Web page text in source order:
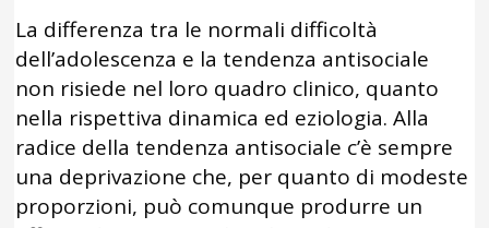
La differenza tra le normali difficoltà
dell’adolescenza e la tendenza antisociale
non risiede nel loro quadro clinico, quanto
nella rispettiva dinamica ed eziologia. Alla
radice della tendenza antisociale c’è sempre
una deprivazione che, per quanto di modeste
proporzioni, può comunque produrre un